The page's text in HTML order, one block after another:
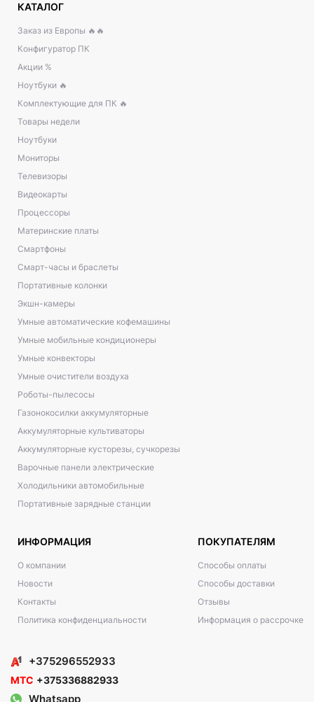
КАТАЛОГ
Заказ из Европы 🔥🔥
Конфигуратор ПК
Акции %
Ноутбуки 🔥
Комплектующие для ПК 🔥
Товары недели
Ноутбуки
Мониторы
Телевизоры
Видеокарты
Процессоры
Материнские платы
Смартфоны
Смарт-часы и браслеты
Портативные колонки
Экшн-камеры
Умные автоматические кофемашины
Умные мобильные кондиционеры
Умные конвекторы
Умные очистители воздуха
Роботы-пылесосы
Газонокосилки аккумуляторные
Аккумуляторные культиваторы
Аккумуляторные кусторезы, сучкорезы
Варочные панели электрические
Холодильники автомобильные
Портативные зарядные станции
ИНФОРМАЦИЯ
О компании
Новости
Контакты
Политика конфиденциальности
ПОКУПАТЕЛЯМ
Способы оплаты
Способы доставки
Отзывы
Информация о рассрочке
+375296552933
МТС +375336882933
Whatsapp